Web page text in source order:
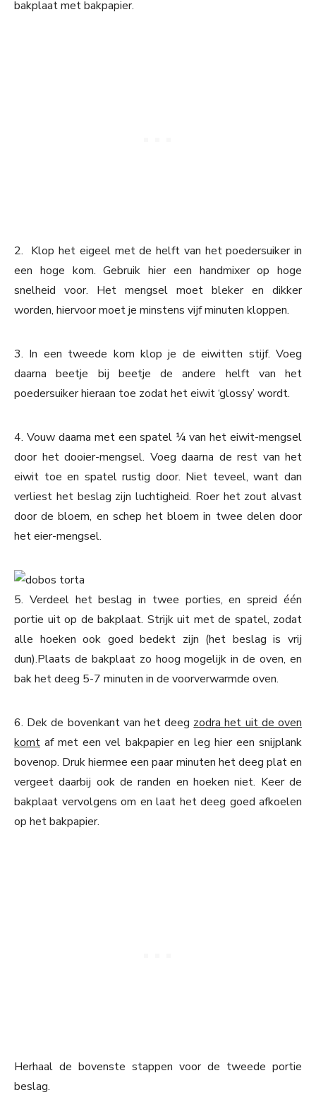
bakplaat met bakpapier.
2. Klop het eigeel met de helft van het poedersuiker in
een hoge kom. Gebruik hier een handmixer op hoge
snelheid voor. Het mengsel moet bleker en dikker
worden, hiervoor moet je minstens vijf minuten kloppen.
3. In een tweede kom klop je de eiwitten stijf. Voeg
daarna beetje bij beetje de andere helft van het
poedersuiker hieraan toe zodat het eiwit ‘glossy’ wordt.
4. Vouw daarna met een spatel ¼ van het eiwit-mengsel
door het dooier-mengsel. Voeg daarna de rest van het
eiwit toe en spatel rustig door. Niet teveel, want dan
verliest het beslag zijn luchtigheid. Roer het zout alvast
door de bloem, en schep het bloem in twee delen door
het eier-mengsel.
5. Verdeel het beslag in twee porties, en spreid één
portie uit op de bakplaat. Strijk uit met de spatel, zodat
alle hoeken ook goed bedekt zijn (het beslag is vrij
dun).Plaats de bakplaat zo hoog mogelijk in de oven, en
bak het deeg 5-7 minuten in de voorverwarmde oven.
6. Dek de bovenkant van het deeg zodra het uit de oven
komt af met een vel bakpapier en leg hier een snijplank
bovenop. Druk hiermee een paar minuten het deeg plat en
vergeet daarbij ook de randen en hoeken niet. Keer de
bakplaat vervolgens om en laat het deeg goed afkoelen
op het bakpapier.
Herhaal de bovenste stappen voor de tweede portie
beslag.